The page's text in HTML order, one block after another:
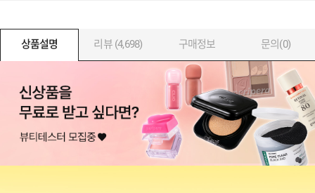
상품설명 리뷰 (4,698) 구매정보 문의(0)